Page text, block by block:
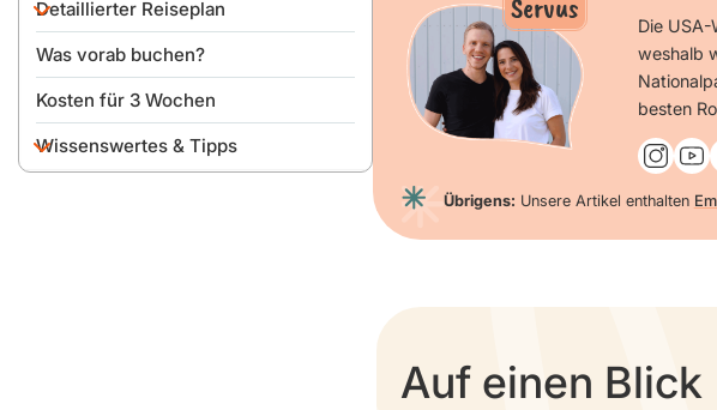
Detaillierter Reiseplan
Tag 0
Tag 1
Tag 2
Was vorab buchen?
Kosten für 3 Wochen
Wissenswertes & Tipps
Die
weshalb
besten
Übrigens: Unsere Artikel enthalten
Auf einen Blick